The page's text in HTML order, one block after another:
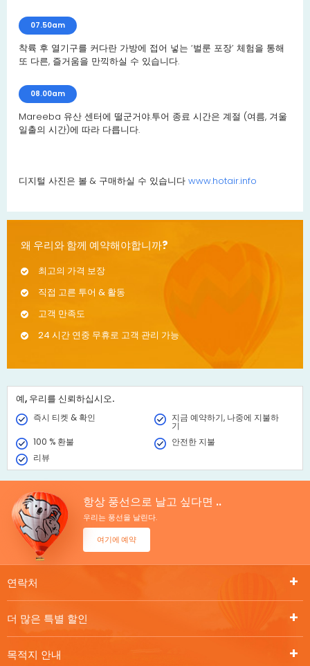
07.50am
착륙 후 열기구를 커다란 가방에 접어 넣는 ‘벌룬 포장’ 체험을 통해
또 다른, 즐거움을 만끽하실 수 있습니다.
08.00am
Mareeba 유산 센터에 떨군거야.투어 종료 시간은 계절 (여름, 겨울
일출의 시간)에 따라 다릅니다.
디지털 사진은 볼 & 구매하실 수 있습니다www.hotair.info
왜 우리와 함께 예약해야합니까?
최고의 가격 보장
직접 고른 투어 & 활동
고객 만족도
24 시간 연중 무휴로 고객 관리 가능
예, 우리를 신뢰하십시오.
즉시 티켓 & 확인 지금 예약하기, 나중에 지불하
기
100 % 환불
안전한 지불
리뷰
항상 풍선으로 날고 싶다면 ..
우리는 풍선을 날린다.
여기에 예약
더 많은 특별 할인
목적지 안내
연락처